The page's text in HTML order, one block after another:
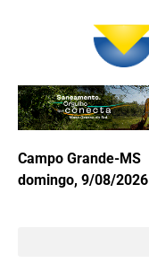
Campo Grande-MS
domingo, 9/08/2026